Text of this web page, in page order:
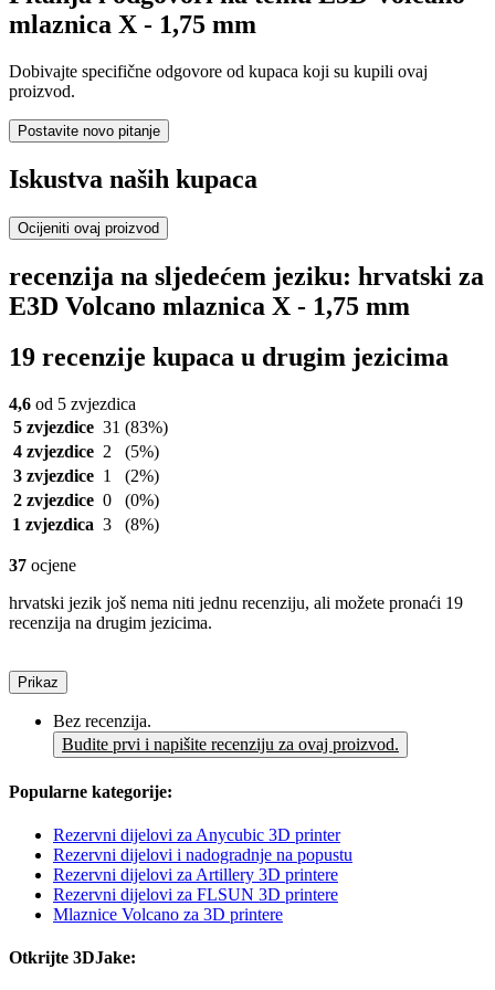
mlaznica X - 1,75 mm
Dobivajte specifične odgovore od kupaca koji su kupili ovaj
proizvod.
Postavite novo pitanje
Iskustva naših kupaca
Ocijeniti ovaj proizvod
recenzija na sljedećem jeziku: hrvatski za
E3D Volcano mlaznica X - 1,75 mm
19 recenzije kupaca u drugim jezicima
4,6 od 5 zvjezdica
5 zvjezdice 31 (83%)
4 zvjezdice 2
(5%)
3 zvjezdice 1
(2%)
2 zvjezdice 0
(0%)
1 zvjezdica 3 (8%)
37 ocjene
hrvatski jezik još nema niti jednu recenziju, ali možete pronaći 19
recenzija na drugim jezicima.
Prikaz
Bez recenzija.
Budite prvi i napišite recenziju za ovaj proizvod.
Popularne kategorije:
Rezervni dijelovi za Anycubic 3D printer
Rezervni dijelovi i nadogradnje na popustu
Rezervni dijelovi za Artillery 3D printere
Rezervni dijelovi za FLSUN 3D printere
Mlaznice Volcano za 3D printere
Otkrijte 3DJake: